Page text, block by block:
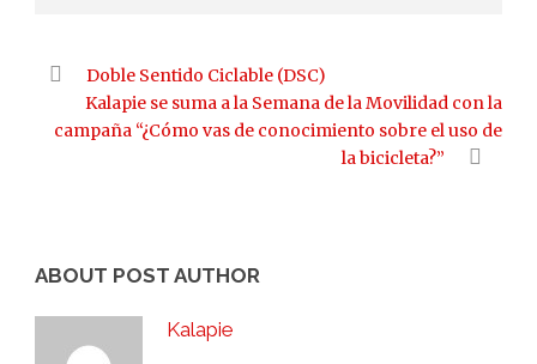
Doble Sentido Ciclable (DSC)
Kalapie se suma a la Semana de la Movilidad con la
campaña “¿Cómo vas de conocimiento sobre el uso de
la bicicleta?”
ABOUT POST AUTHOR
Kalapie